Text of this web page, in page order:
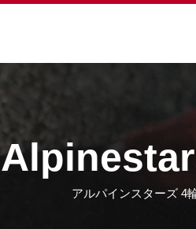
アルパインスターズ 4